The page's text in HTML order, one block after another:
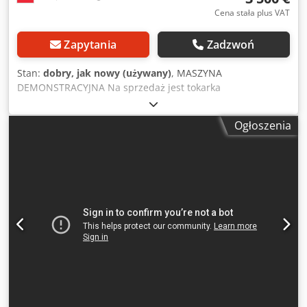
Cena stała plus VAT
Zapytania Zadzwoń
Stan: dobry, jak nowy (używany), MASZYNA
DEMONSTRACYJNA Na sprzedaż jest tokarka
demonstracyjna Stratos XL o wysokości środka 280 mm.
Tokarka była używana tylko przez krótki czas do celów
demonstracyjnych w Hödnerhof. Dlatego można ją opisać
rozszerzenia!) - Przyłącze wrzeciona M33 x 3,5 z rowkiem
bezpieczeństwa ASR (Euro)* - Wrzeciono i konik ze
stożkiem MK2 - Przetwornica częstotliwości (3 stopnie
Ogłoszenia